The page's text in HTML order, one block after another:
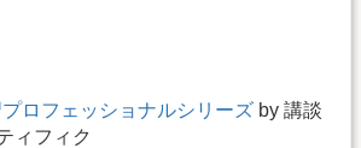
ロフェッショナルシリーズ by 講談
ィフィク